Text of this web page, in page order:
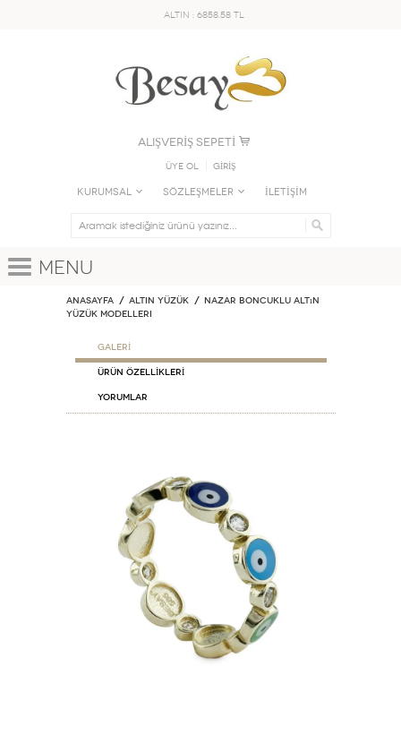
ALTIN : 6858.58 TL
ALIŞVERİŞ SEPETİ
Üye Ol GİRİŞ
KURUMSAL SÖZLEŞMELER İLETİŞİM
Menu
Anasayfa ALTIN YÜZÜK
Nazar Boncuklu Altın
Yüzük Modelleri
GALERİ
ÜRÜN ÖZELLİKLERİ
Yorumlar